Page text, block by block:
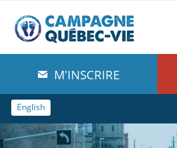
À propos de nous
Blog
Comprendre
M'INSCRIRE
English